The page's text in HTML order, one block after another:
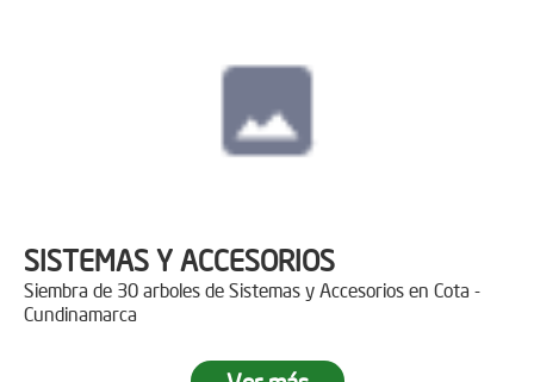
SISTEMAS Y ACCESORIOS
Siembra de 30 arboles de Sistemas y Accesorios en Cota -
Cundinamarca